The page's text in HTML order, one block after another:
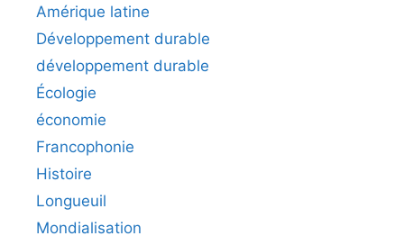
Amérique latine
Développement durable
développement durable
Écologie
économie
Francophonie
Histoire
Longueuil
Mondialisation